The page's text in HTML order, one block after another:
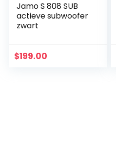
Jamo S 808 SUB
actieve subwoofer
zwart
$199.00